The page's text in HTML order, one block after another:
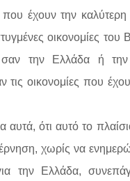
που έχουν την
οικονομίες
την Ελλάδα ή
οικονομίες που
ότι αυτό το
χωρίς να
Ελλάδα,